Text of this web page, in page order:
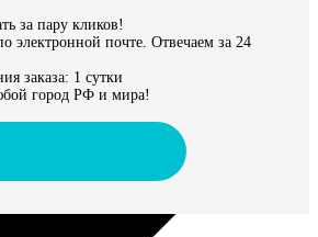
за пару кликов!
электронной почте. Отвечаем за 24
заказа: 1 сутки
город РФ и мира!